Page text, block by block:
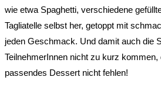
wie etwa Spaghetti, verschiedene
Tagliatelle selbst her, getoppt mit
jeden Geschmack. Und damit auch die
TeilnehmerInnen nicht zu kurz
passendes Dessert nicht fehlen!